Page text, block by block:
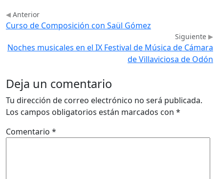
Anterior
Curso de Composición con Saül Gómez
Siguiente
Noches musicales en el IX Festival de Música de Cámara
de Villaviciosa de Odón
Deja un comentario
Tu dirección de correo electrónico no será publicada.
Los campos obligatorios están marcados con *
Comentario *